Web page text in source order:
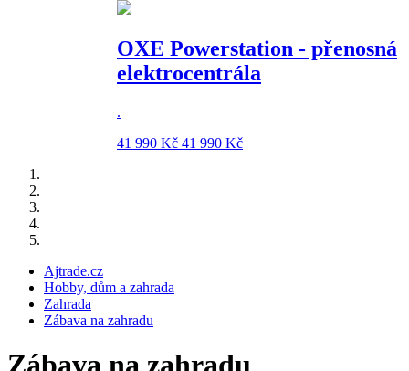
OXE Powerstation - přenosná
elektrocentrála
.
41 990 Kč 41 990 Kč
Ajtrade.cz
Hobby, dům a zahrada
Zahrada
Zábava na zahradu